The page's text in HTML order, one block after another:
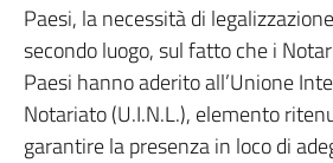
Paesi, la necessità di
secondo luogo, sul fatto che i
Paesi hanno aderito all’Unione
Notariato (U.I.N.L.), elemento
garantire la presenza in loco di